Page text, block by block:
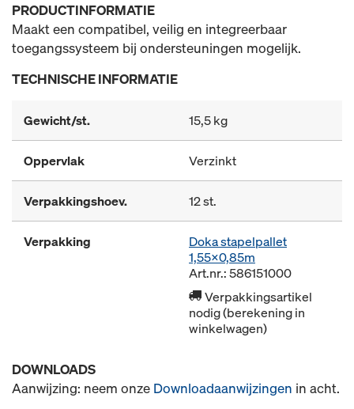
PRODUCTINFORMATIE
Maakt een compatibel, veilig en integreerbaar
toegangssysteem bij ondersteuningen mogelijk.
TECHNISCHE INFORMATIE
Gewicht/st. 15,5 kg
Oppervlak Verzinkt
Verpakkingshoev. 12 st.
Verpakking
Doka stapelpallet
1,55x0,85m
Art.nr.: 586151000
Verpakkingsartikel
nodig (berekening in
winkelwagen)
DOWNLOADS
Aanwijzing: neem onze Downloadaanwijzingen in acht.